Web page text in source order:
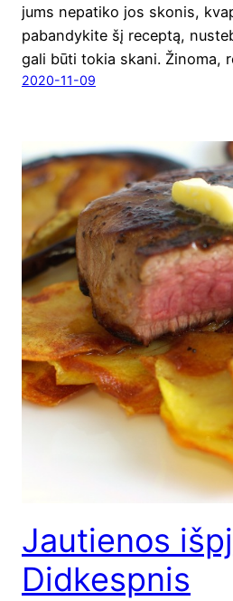
jums nepa­ti­ko jos sko­nis,
paban­dy­ki­te šį recep­tą,
gali būti tokia ska­ni. Žino­ma,
2020-11-09
Jautienos
Didkespnis